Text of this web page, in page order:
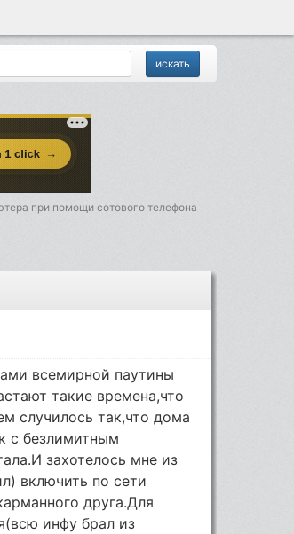
при помощи сотового телефона
всемирной паутины
такие времена,что
случилось так,что дома
с безлимитным
захотелось мне из
включить по сети
друга.Для
инфу брал из